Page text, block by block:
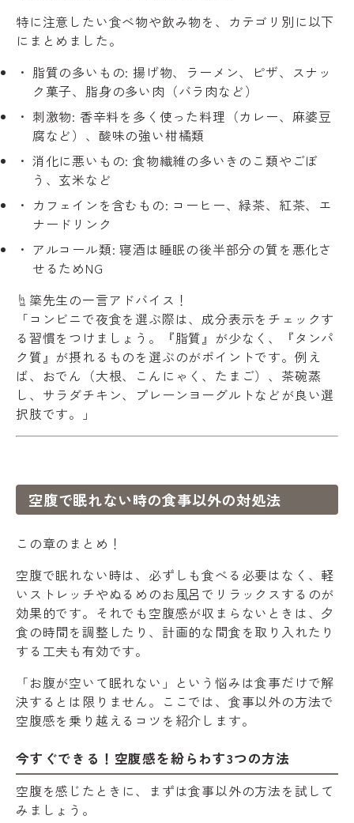
特に注意したい食べ物や飲み物を、カテゴリ別に以下
にまとめました。
脂質の多いもの: 揚げ物、ラーメン、ピザ、スナッ
ク菓子、脂身の多い肉（バラ肉など）
刺激物: 香辛料を多く使った料理（カレー、麻婆豆
腐など）、酸味の強い柑橘類
消化に悪いもの: 食物繊維の多いきのこ類やごぼ
う、玄米など
カフェインを含むもの: コーヒー、緑茶、紅茶、エ
ナードリンク
アルコール類: 寝酒は睡眠の後半部分の質を悪化さ
せるためNG
☝️ 簗先生の一言アドバイス！
「コンビニで夜食を選ぶ際は、成分表示をチェックす
る習慣をつけましょう。『脂質』が少なく、『タンパ
ク質』が摂れるものを選ぶのがポイントです。例え
ば、おでん（大根、こんにゃく、たまご）、茶碗蒸
し、サラダチキン、プレーンヨーグルトなどが良い選
択肢です。」
空腹で眠れない時の食事以外の対処法
この章のまとめ！
空腹で眠れない時は、必ずしも食べる必要はなく、軽
いストレッチやぬるめのお風呂でリラックスするのが
効果的です。それでも空腹感が収まらないときは、夕
食の時間を調整したり、計画的な間食を取り入れたり
する工夫も有効です。
「お腹が空いて眠れない」という悩みは食事だけで解
決するとは限りません。ここでは、食事以外の方法で
空腹感を乗り越えるコツを紹介します。
今すぐできる！空腹感を紛らわす3つの方法
空腹を感じたときに、まずは食事以外の方法を試して
みましょう。